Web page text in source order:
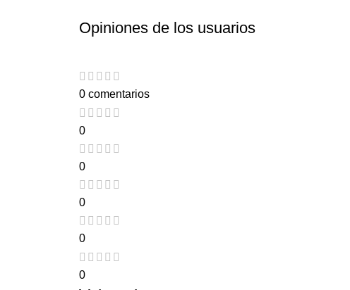
Opiniones de los usuarios
0 comentarios
0
0
0
0
0